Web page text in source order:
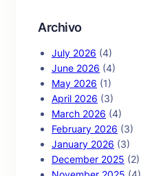
Archivo
July 2026 (4)
June 2026 (4)
May 2026 (1)
April 2026 (3)
March 2026 (4)
February 2026 (3)
January 2026 (3)
December 2025 (2)